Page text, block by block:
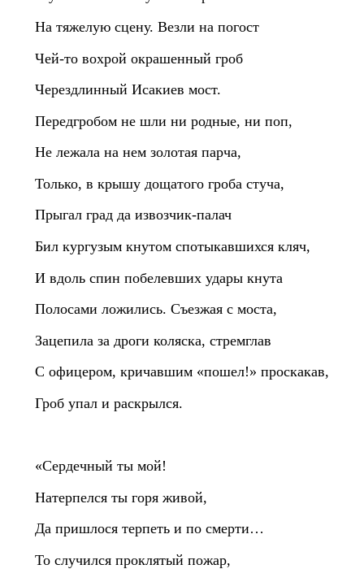
На тяжелую сцену. Везли на погост
Чей‑то вохрой окрашенный гроб
Черездлинный Исакиев мост.
Передгробом не шли ни родные, ни поп,
Не лежала на нем золотая парча,
Только, в крышу дощатого гроба стуча,
Прыгал град да извозчик‑палач
Бил кургузым кнутом спотыкавшихся кляч,
И вдоль спин побелевших удары кнута
Полосами ложились. Съезжая с моста,
Зацепила за дроги коляска, стремглав
С офицером, кричавшим «пошел!» проскакав,
Гроб упал и раскрылся.
«Сердечный ты мой!
Натерпелся ты горя живой,
Да пришлося терпеть и по смерти…
То случился проклятый пожар,